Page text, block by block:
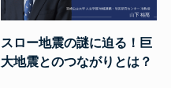
スロー地震の謎に迫る！巨
大地震とのつながりとは？